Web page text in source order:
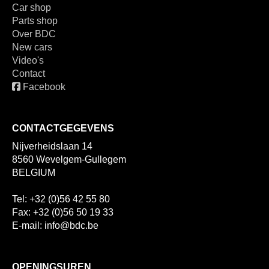
Car shop
Parts shop
Over BDC
New cars
Video's
Contact
Facebook
CONTACTGEGEVENS
Nijverheidslaan 14
8560 Wevelgem-Gullegem
BELGIUM
Tel: +32 (0)56 42 55 80
Fax: +32 (0)56 50 19 33
E-mail: info@bdc.be
OPENINGSUREN